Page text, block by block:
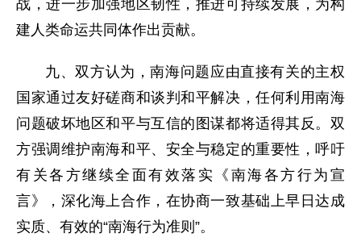
战，进一步加强地区韧性，推进可持续发展，为构
建人类命运共同体作出贡献。
九、双方认为，南海问题应由直接有关的主权
国家通过友好磋商和谈判和平解决，任何利用南海
问题破坏地区和平与互信的图谋都将适得其反。双
方强调维护南海和平、安全与稳定的重要性，呼吁
有关各方继续全面有效落实《南海各方行为宣
言》，深化海上合作，在协商一致基础上早日达成
实质、有效的“南海行为准则”。